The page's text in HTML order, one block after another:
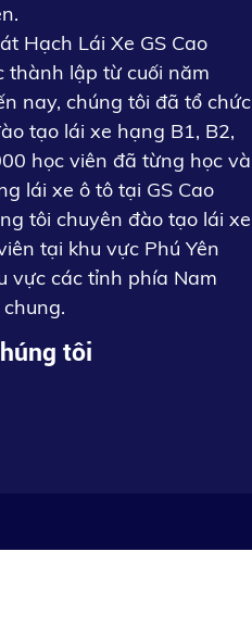
Hạch Lái Xe GS Cao
thành lập từ cuối năm
nay, chúng tôi đã tổ chức
tạo lái xe hạng B1, B2,
học viên đã từng học và
lái xe ô tô tại GS Cao
tôi chuyên đào tạo lái xe
tại khu vực Phú Yên
vực các tỉnh phía Nam
tôi